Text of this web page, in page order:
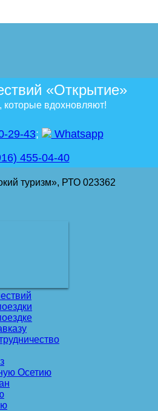
«Открытие»
которые вдохновляют!
29-43;
Whatsapp
455-04-40
туризм», РТО 023362
Осетию